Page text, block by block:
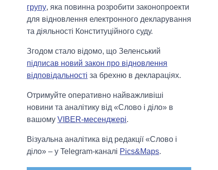
групу, яка повинна розробити законопроекти
для відновлення електронного декларування
та діяльності Конституційного суду.
Згодом стало відомо, що Зеленський
підписав новий закон про відновлення
відповідальності за брехню в деклараціях.
Отримуйте оперативно найважливіші
новини та аналітику від «Слово і діло» в
вашому VIBER-месенджері.
Візуальна аналітика від редакції «Слово і
діло» – у Telegram-каналі Pics&Maps.